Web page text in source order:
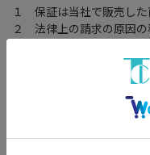
１ 保証は当社で販売した
２ 法律上の請求の原因の
行う途中もしくは履
においての使用また
ついてのダウンタイ
グラム修復等の直接